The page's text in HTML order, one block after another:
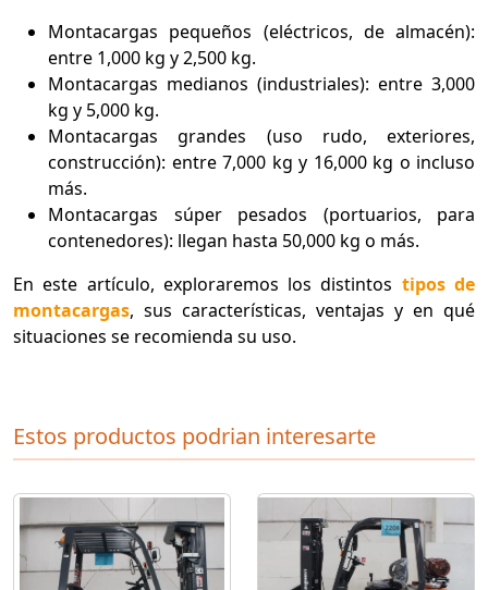
Montacargas pequeños (eléctricos, de almacén):
entre 1,000 kg y 2,500 kg.
Montacargas medianos (industriales): entre 3,000
kg y 5,000 kg.
Montacargas grandes (uso rudo, exteriores,
construcción): entre 7,000 kg y 16,000 kg o incluso
más.
Montacargas súper pesados (portuarios, para
contenedores): llegan hasta 50,000 kg o más.
En este artículo, exploraremos los distintos tipos de
montacargas, sus características, ventajas y en qué
situaciones se recomienda su uso.
Estos productos podrian interesarte